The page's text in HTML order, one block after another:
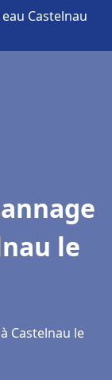
Castelnau
le
Castelnau le